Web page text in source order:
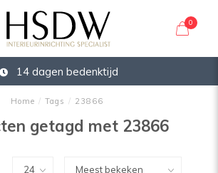
0
14 dagen bedenktijd
Home / Tags / 23866
getagd met 23866